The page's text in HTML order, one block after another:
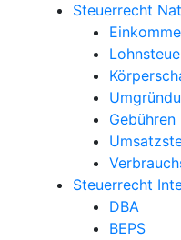
Steuerrecht
Steuerrecht
DBA
BEPS